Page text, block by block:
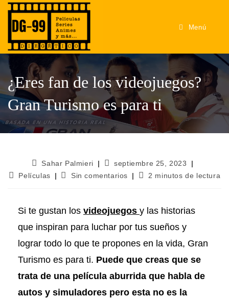
Menú
¿Eres fan de los videojuegos?
Gran Turismo es para ti
Sahar Palmieri
septiembre 25, 2023
Películas
Sin comentarios 2 minutos de lectura
Si te gustan los videojuegos y las historias
que inspiran para luchar por tus sueños y
lograr todo lo que te propones en la vida, Gran
Turismo es para ti. Puede que creas que se
trata de una película aburrida que habla de
autos y simuladores pero esta no es la